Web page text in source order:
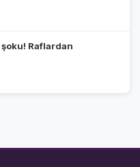
şoku! Raflardan